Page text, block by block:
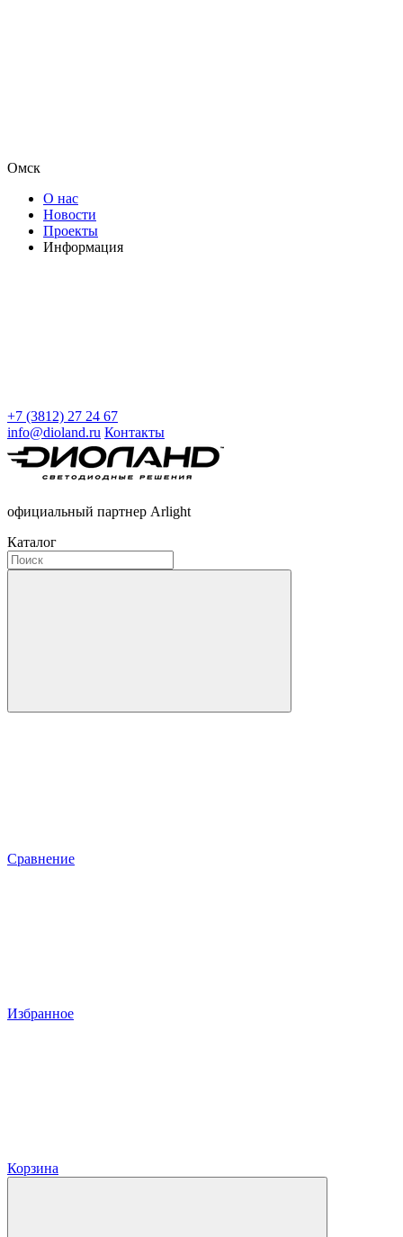
Омск
О нас
Новости
Проекты
Информация
+7 (3812) 27 24 67
info@dioland.ru Контакты
официальный партнер Arlight
Каталог
Сравнение
Избранное
Корзина